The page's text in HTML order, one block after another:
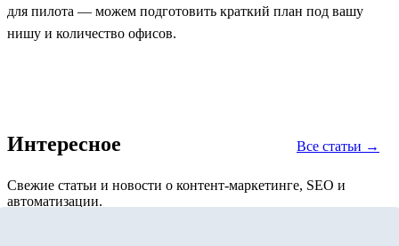
для пилота — можем подготовить краткий план под вашу
нишу и количество офисов.
Интересное Все статьи →
Свежие статьи и новости о контент-маркетинге, SEO и
автоматизации.